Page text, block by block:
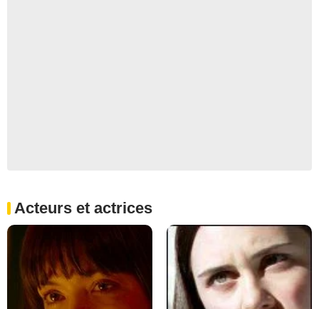
Acteurs et actrices